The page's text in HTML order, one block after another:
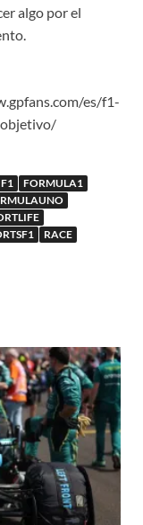
algo por el
es/f1-
F1
FORMULA1
RACE